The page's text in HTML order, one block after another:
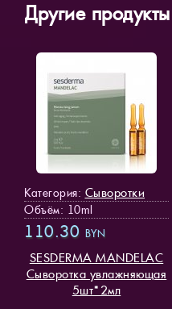
Другие
Категория: Сыворотки
Объём: 10ml
110.30 BYN
SESDERMA MANDELAC
Сыворотка увлажняющая
5шт*2мл